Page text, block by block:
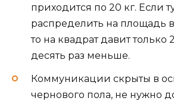
приходится по 20 кг. Если
распределить на площадь
то на квадрат давит только
десять раз меньше.
Коммуникации скрыты в
чернового пола, не нужно